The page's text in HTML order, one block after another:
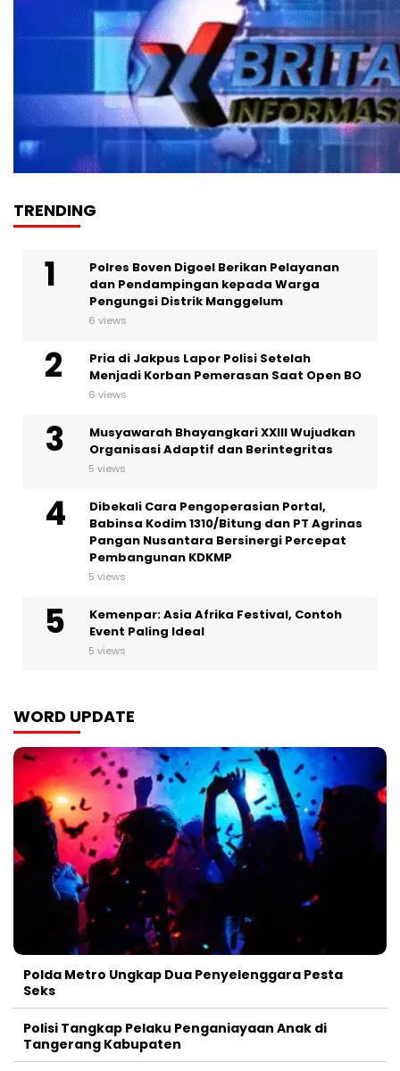
TRENDING
Polres Boven Digoel Berikan Pelayanan
dan Pendampingan kepada Warga
Pengungsi Distrik Manggelum
6 views
Pria di Jakpus Lapor Polisi Setelah
Menjadi Korban Pemerasan Saat Open BO
6 views
Musyawarah Bhayangkari XXIII Wujudkan
Organisasi Adaptif dan Berintegritas
5 views
Dibekali Cara Pengoperasian Portal,
Babinsa Kodim 1310/Bitung dan PT Agrinas
Pangan Nusantara Bersinergi Percepat
Pembangunan KDKMP
5 views
Kemenpar: Asia Afrika Festival, Contoh
Event Paling Ideal
5 views
WORD UPDATE
Polda Metro Ungkap Dua Penyelenggara Pesta
Seks
Polisi Tangkap Pelaku Penganiayaan Anak di
Tangerang Kabupaten